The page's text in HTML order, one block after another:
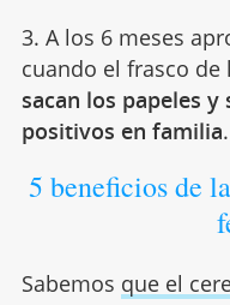
3. A los 6 meses
cuando el frasco de
sacan los papeles y
positivos en familia.
5 beneficios de
Sabemos que el